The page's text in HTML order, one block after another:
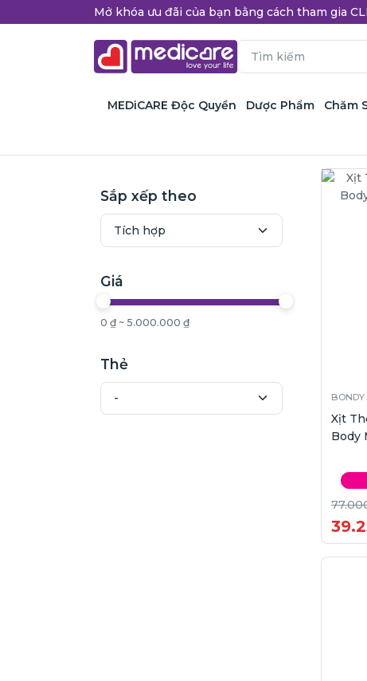
Mở khóa ưu đãi của bạn bằng cách tham gia
MEDiCARE Độc Quyền Dược Phẩm Chăm
Sắp xếp theo
Giá
0 ₫ ~ 5.000.000 ₫
Thẻ
BONDY
Xịt
Body